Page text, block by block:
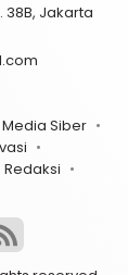
38B, Jakarta
Siber
Redaksi